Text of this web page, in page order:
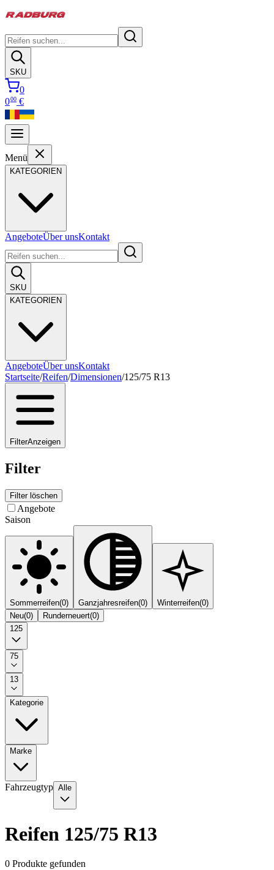
SKU
0
000 €
Menü
KATEGORIEN
AngeboteÜber unsKontakt
SKU
KATEGORIEN
AngeboteÜber unsKontakt
Startseite/Reifen/Dimensionen/125/75 R13
FilterAnzeigen
Filter
Filter löschen
Angebote
Saison
Sommerreifen(0) Ganzjahresreifen(0) Winterreifen(0)
Neu(0) Runderneuert(0)
125
75
13
Kategorie
Marke
Fahrzeugtyp Alle
Reifen 125/75 R13
0 Produkte gefunden